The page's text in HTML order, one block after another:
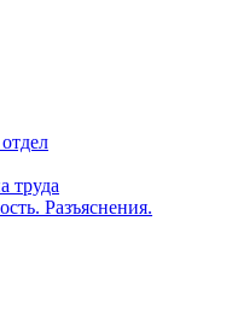
труда
Разъяснения.